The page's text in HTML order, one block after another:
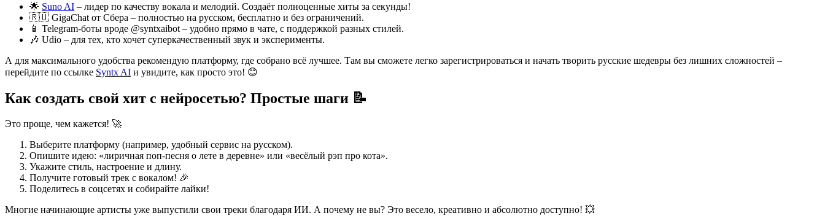
🌟 Suno AI – лидер по качеству вокала и мелодий. Создаёт полноценные хиты за секунды!
🇷🇺 GigaChat от Сбера – полностью на русском, бесплатно и без ограничений.
📱 Telegram-боты вроде @syntxaibot – удобно прямо в чате, с поддержкой разных стилей.
🎶 Udio – для тех, кто хочет суперкачественный звук и эксперименты.
А для максимального удобства рекомендую платформу, где собрано всё лучшее. Там вы сможете легко зарегистрироваться и начать творить русские шедевры без лишних сложностей –
перейдите по ссылке Syntx AI и увидите, как просто это! 😊
Как создать свой хит с нейросетью? Простые шаги 📝
Это проще, чем кажется! 🚀
Выберите платформу (например, удобный сервис на русском).
Опишите идею: «лиричная поп-песня о лете в деревне» или «весёлый рэп про кота».
Укажите стиль, настроение и длину.
Получите готовый трек с вокалом! 🎉
Поделитесь в соцсетях и собирайте лайки!
Многие начинающие артисты уже выпустили свои треки благодаря ИИ. А почему не вы? Это весело, креативно и абсолютно доступно! 💥